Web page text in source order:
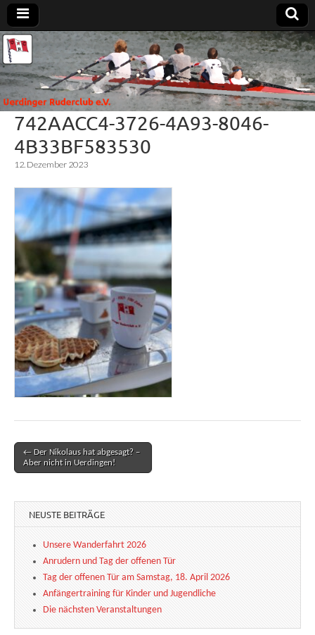
Uerdinger
Ruderclub
e.V.
Rudern in
Krefeld-
Uerdingen
742AACC4-3726-4A93-8046-
4B33BF583530
12. Dezember 2023
Post navigation
← Der Nikolaus hat abgesagt? –
Aber nicht in Uerdingen!
NEUSTE BEITRÄGE
Unsere Wanderfahrt 2026
Anrudern und Tag der offenen Tür
Tag der offenen Tür am Samstag, 18. April 2026
Anfängertraining für Kinder und Jugendliche
Die nächsten Veranstaltungen